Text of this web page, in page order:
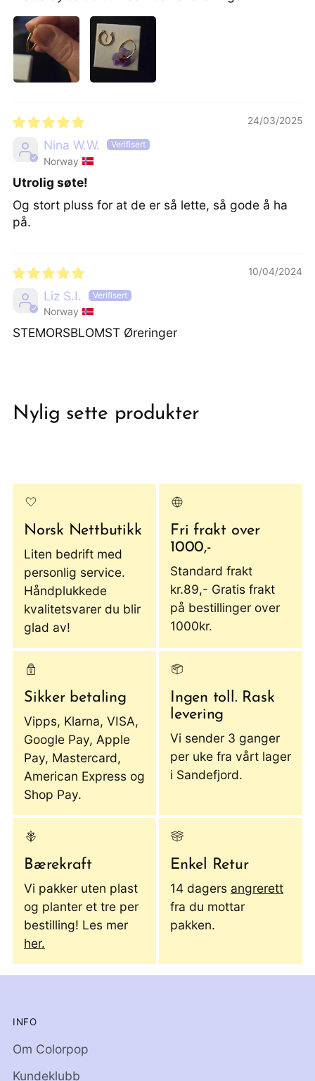
24/03/2025
Nina W.W.
Norway
Utrolig søte!
Og stort pluss for at de er så lette, så gode å ha
på.
10/04/2024
Liz S.I.
Norway
STEMORSBLOMST Øreringer
Nylig sette produkter
Norsk Nettbutikk
Liten bedrift med
personlig service.
Håndplukkede
kvalitetsvarer du blir
glad av!
Fri frakt over
1000,-
Standard frakt
kr.89,- Gratis frakt
på bestillinger over
1000kr.
Sikker betaling
Vipps, Klarna, VISA,
Google Pay, Apple
Pay, Mastercard,
American Express og
Shop Pay.
Ingen toll. Rask
levering
Vi sender 3 ganger
per uke fra vårt lager
i Sandefjord.
Bærekraft
Vi pakker uten plast
og planter et tre per
bestilling! Les mer
her.
Enkel Retur
14 dagers angrerett
fra du mottar
pakken.
INFO
Om Colorpop
Kundeklubb